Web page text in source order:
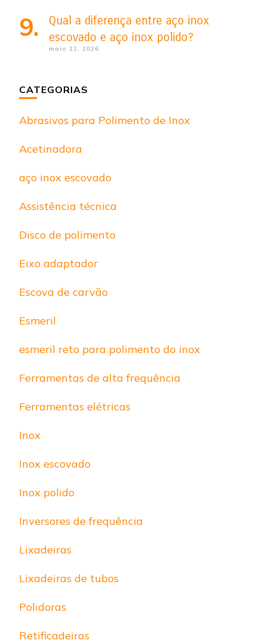
Qual a diferença entre aço inox
escovado e aço inox polido?
maio 12, 2026
CATEGORIAS
Abrasivos para Polimento de Inox
Acetinadora
aço inox escovado
Assistência técnica
Disco de polimento
Eixo adaptador
Escova de carvão
Esmeril
esmeril reto para polimento do inox
Ferramentas de alta frequência
Ferramentas elétricas
Inox
Inox escovado
Inox polido
Inversores de frequência
Lixadeiras
Lixadeiras de tubos
Polidoras
Retificadeiras